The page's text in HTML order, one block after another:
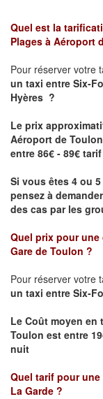
Quel est la
Plages à Aéroport
Pour réserver votre
un taxi entre Six-
Hyères ?
Le prix
Aéroport de
entre 86€ - 89€
Si vous êtes 4 ou
pensez à
des cas par les
Quel prix pour
Gare de Toulon ?
Pour réserver votre
un taxi entre Six-
Le Coût moyen en
Toulon est entre
nuit
Quel tarif pour
La Garde ?